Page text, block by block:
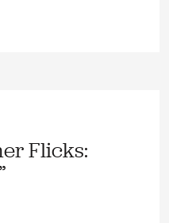
Flicks: